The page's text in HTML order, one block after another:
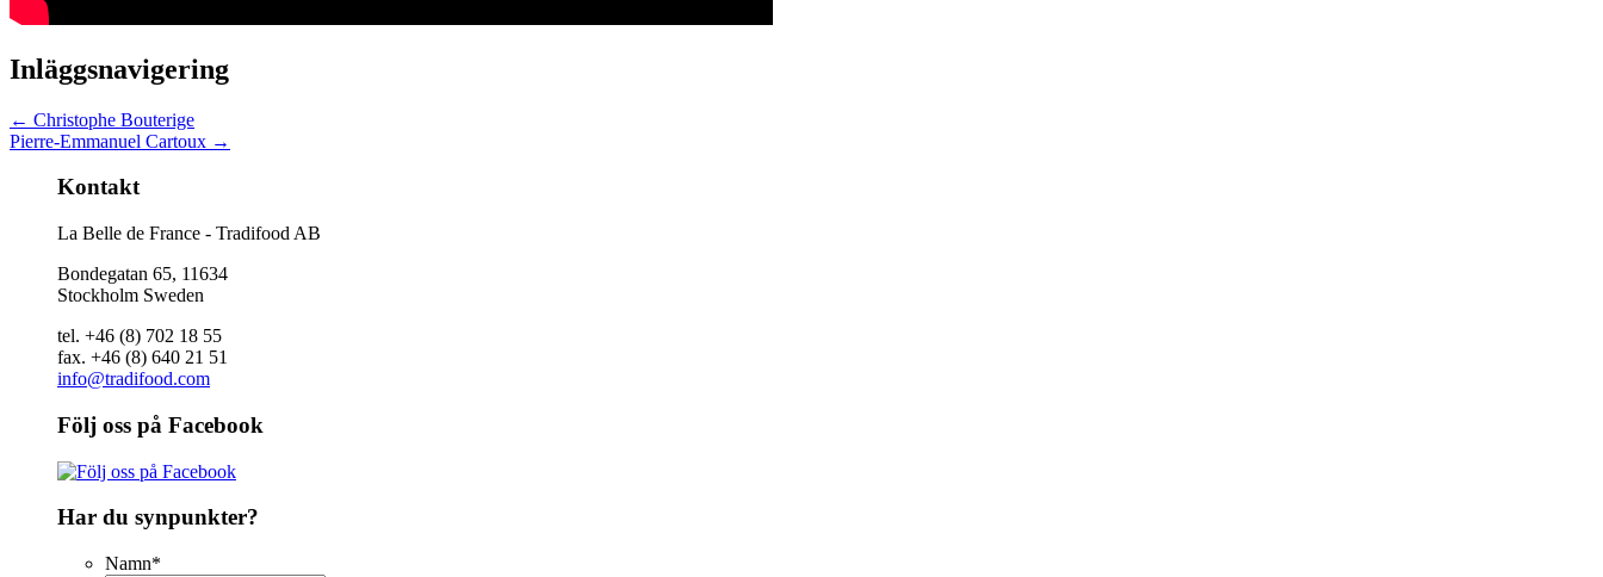
Inläggsnavigering
← Christophe Bouterige
Pierre-Emmanuel Cartoux →
Kontakt
La Belle de France - Tradifood AB
Bondegatan 65, 11634
Stockholm Sweden
tel. +46 (8) 702 18 55
fax. +46 (8) 640 21 51
info@tradifood.com
Följ oss på Facebook
Har du synpunkter?
Namn*